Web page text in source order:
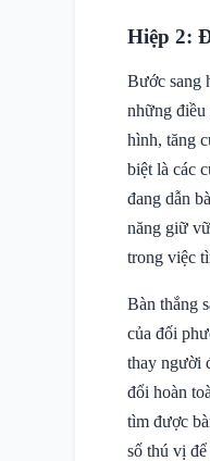
Hiệp 2:
Bước sang
những điều
hình, tăng
biệt là các
đang dẫn
năng giữ
trong việc
Bàn thắng
của đối
thay người
đổi hoàn
tìm được
số thú vị